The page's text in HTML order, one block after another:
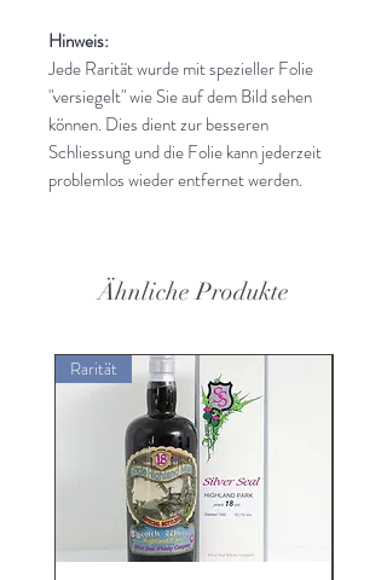
Hinweis:
Jede Rarität wurde mit spezieller Folie
"versiegelt" wie Sie auf dem Bild sehen
können. Dies dient zur besseren
Schliessung und die Folie kann jederzeit
problemlos wieder entfernet werden.
Ähnliche Produkte
Rarität